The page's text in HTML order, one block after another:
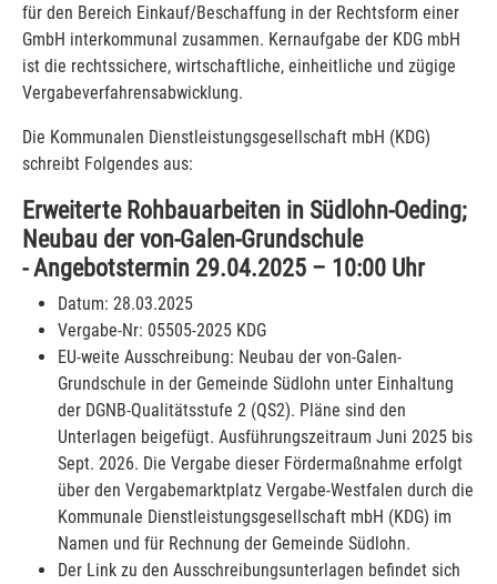
für den Bereich Einkauf/Beschaffung in der Rechtsform einer
GmbH interkommunal zusammen. Kernaufgabe der KDG mbH
ist die rechtssichere, wirtschaftliche, einheitliche und zügige
Vergabeverfahrensabwicklung.
Die Kommunalen Dienstleistungsgesellschaft mbH (KDG)
schreibt Folgendes aus:
Erweiterte Rohbauarbeiten in Südlohn-Oeding;
Neubau der von-Galen-Grundschule
- Angebotstermin 29.04.2025 – 10:00 Uhr
Datum: 28.03.2025
Vergabe-Nr: 05505-2025 KDG
EU-weite Ausschreibung: Neubau der von-Galen-
Grundschule in der Gemeinde Südlohn unter Einhaltung
der DGNB-Qualitätsstufe 2 (QS2). Pläne sind den
Unterlagen beigefügt. Ausführungszeitraum Juni 2025 bis
Sept. 2026. Die Vergabe dieser Fördermaßnahme erfolgt
über den Vergabemarktplatz Vergabe-Westfalen durch die
Kommunale Dienstleistungsgesellschaft mbH (KDG) im
Namen und für Rechnung der Gemeinde Südlohn.
Der Link zu den Ausschreibungsunterlagen befindet sich